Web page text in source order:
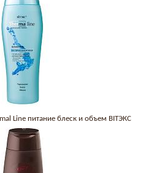
Line питание блеск и объем BITЭКС